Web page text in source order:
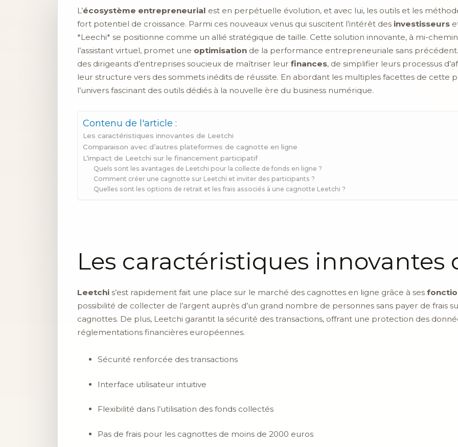
L’écosystème entrepreneurial est en perpétuelle évolution, et avec lui, les outils et les
fort potentiel de croissance. Parmi ces nouveaux venus qui suscitent l’intérêt des investisseurs
*Leechi* se positionne comme un allié stratégique de taille. Cette solution innovante, à mi-
l’assistant virtuel, promet une optimisation de la performance entrepreneuriale sans
des dirigeants d’entreprises soucieux de maîtriser leur finances, de simplifier leurs processus
leur structure vers des sommets inédits de réussite. En abordant les multiples facettes de cette
l’univers fascinant des outils dédiés à la nouvelle ère du business numérique.
Contenu de l'article :
Les caractéristiques innovantes de Leetchi
Comparaison avec d’autres plateformes de cagnotte en ligne
L’impact de Leetchi sur le financement participatif
Quels sont les avantages de Leetchi pour la collecte de fonds en ligne ?
Comment créer une cagnotte sur Leetchi et inviter des participants ?
Quelles sont les options de retrait et les frais associés à une cagnotte Leetchi ?
Les caractéristiques innovantes
Leetchi s’est rapidement fait une place sur le marché des cagnottes en ligne grâce à ses
possibilité de collecter de l’argent auprès d’un grand nombre de personnes sans payer de frais
cagnottes. De plus, Leetchi garantit la sécurité des transactions, offrant une protection des
réglementations financières européennes.
Sécurité renforcée des transactions
Interface utilisateur intuitive
Flexibilité dans l’utilisation des fonds collectés
Pas de frais pour les cagnottes de moins de 2000 euros